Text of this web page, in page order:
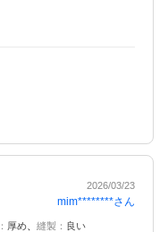
2026/03/23
mim********さん
： 厚め 縫製 ： 良い